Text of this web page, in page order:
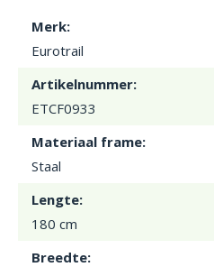
Merk:
Eurotrail
Artikelnummer:
ETCF0933
Materiaal frame:
Staal
Lengte:
180 cm
Breedte: